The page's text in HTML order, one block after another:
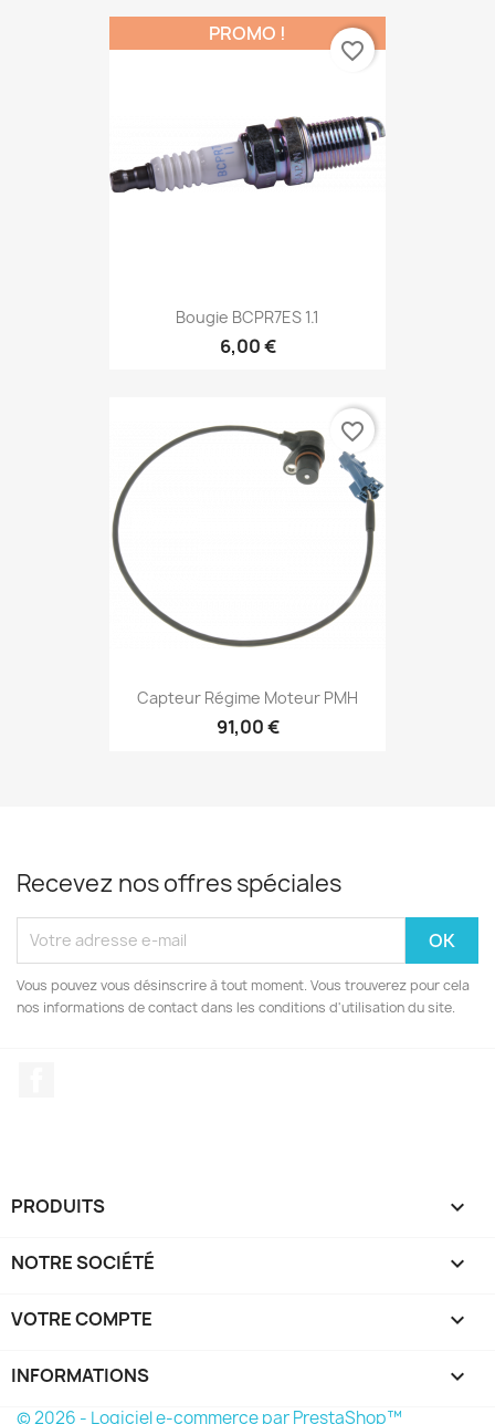
Bougie BCPR7ES 1.1
6,00 €
PROMO !
favorite_border
Capteur Régime Moteur PMH
91,00 €
favorite_border
Recevez nos offres spéciales
Vous pouvez vous désinscrire à tout moment. Vous trouverez pour cela
nos informations de contact dans les conditions d'utilisation du site.
PRODUITS 
NOTRE SOCIÉTÉ 
VOTRE COMPTE 
INFORMATIONS keyboard_arrow_down
© 2026 - Logiciel e-commerce par PrestaShop™